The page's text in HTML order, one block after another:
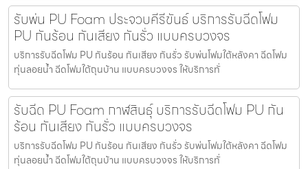
รับพ่น PU Foam ประจวบคีรีขันธ์ บริการรับฉีดโฟม
PU กันร้อน กันเสียง กันรั่ว แบบครบวงจร
บริการรับฉีดโฟม PU กันร้อน กันเสียง กันรั่ว รับพ่นโฟมใต้หลังคา ฉีดโฟม
ทุ่นลอยน้ำ ฉีดโฟมใต้ถุนบ้าน แบบครบวงจร ให้บริการทั่
รับฉีด PU Foam กาฬสินธุ์ บริการรับฉีดโฟม PU กัน
ร้อน กันเสียง กันรั่ว แบบครบวงจร
บริการรับฉีดโฟม PU กันร้อน กันเสียง กันรั่ว รับพ่นโฟมใต้หลังคา ฉีดโฟม
ทุ่นลอยน้ำ ฉีดโฟมใต้ถุนบ้าน แบบครบวงจร ให้บริการทั่